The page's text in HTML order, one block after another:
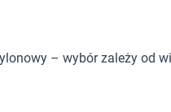
– wybór zależy od